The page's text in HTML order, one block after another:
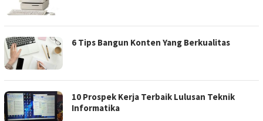
6 Tips Bangun Konten Yang Berkualitas
10 Prospek Kerja Terbaik Lulusan Teknik
Informatika